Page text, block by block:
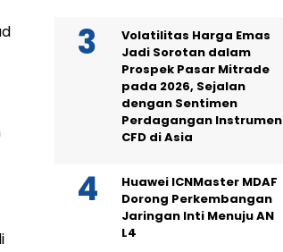
Volatilitas Harga Emas
Jadi Sorotan dalam
Prospek Pasar Mitrade
pada 2026, Sejalan
dengan Sentimen
Perdagangan Instrumen
CFD di Asia
Huawei ICNMaster MDAF
Dorong Perkembangan
Jaringan Inti Menuju AN
L4